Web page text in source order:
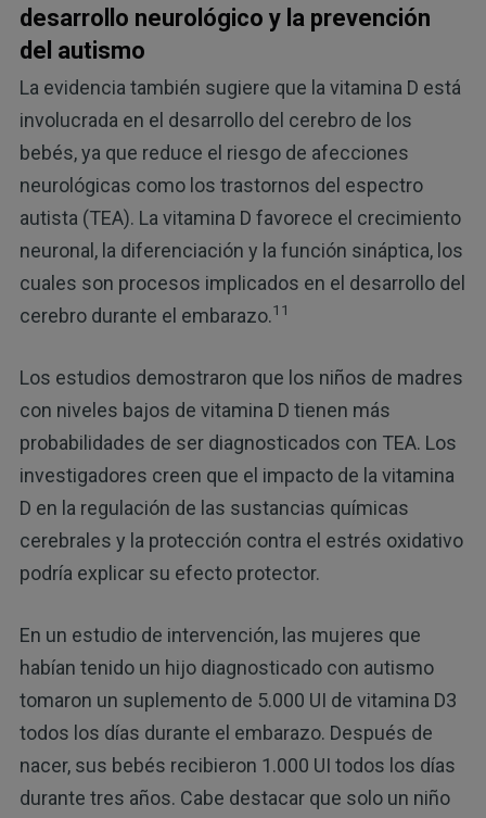
desarrollo neurológico y la prevención
del autismo
La evidencia también sugiere que la vitamina D está
involucrada en el desarrollo del cerebro de los
bebés, ya que reduce el riesgo de afecciones
neurológicas como los trastornos del espectro
autista (TEA). La vitamina D favorece el crecimiento
neuronal, la diferenciación y la función sináptica, los
cuales son procesos implicados en el desarrollo del
cerebro durante el embarazo.11
Los estudios demostraron que los niños de madres
con niveles bajos de vitamina D tienen más
probabilidades de ser diagnosticados con TEA. Los
investigadores creen que el impacto de la vitamina
D en la regulación de las sustancias químicas
cerebrales y la protección contra el estrés oxidativo
podría explicar su efecto protector.
En un estudio de intervención, las mujeres que
habían tenido un hijo diagnosticado con autismo
tomaron un suplemento de 5.000 UI de vitamina D3
todos los días durante el embarazo. Después de
nacer, sus bebés recibieron 1.000 UI todos los días
durante tres años. Cabe destacar que solo un niño